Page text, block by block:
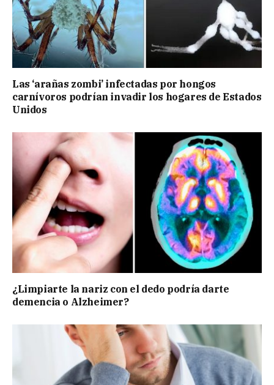
Las ‘arañas zombi’ infectadas por hongos
carnívoros podrían invadir los hogares de Estados
Unidos
¿Limpiarte la nariz con el dedo podría darte
demencia o Alzheimer?